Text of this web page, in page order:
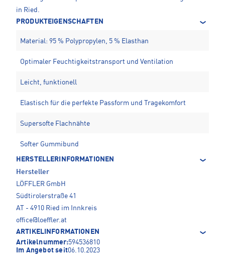
in Ried.
PRODUKTEIGENSCHAFTEN
Material: 95 % Polypropylen, 5 % Elasthan
Optimaler Feuchtigkeitstransport und Ventilation
Leicht, funktionell
Elastisch für die perfekte Passform und Tragekomfort
Supersofte Flachnähte
Softer Gummibund
HERSTELLERINFORMATIONEN
Hersteller
LÖFFLER GmbH
Südtirolerstraße 41
AT - 4910 Ried im Innkreis
office@loeffler.at
ARTIKELINFORMATIONEN
Artikelnummer:594536810
Im Angebot seit06.10.2023